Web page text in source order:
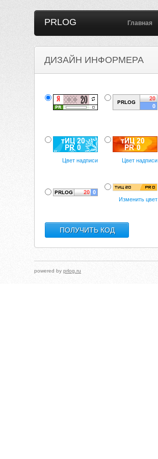
PRLOG Главная
ДИЗАЙН ИНФОРМЕРА
Цвет надписи Цвет надписи
Изменить цвет
powered byprlog.ru